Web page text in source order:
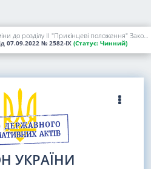
Про внесення зміни до розділу II "Прикінцеві положення" Закону України "Про Національне антикорупційне бюро України" щодо встановлення обмежень для призначення Директора Національного антикорупційного бюро України у зв'язку з введенням воєнного стану в Україні
07.09.2022 № 2582-IX (Статус: Чинний)
УКРАЇНИ